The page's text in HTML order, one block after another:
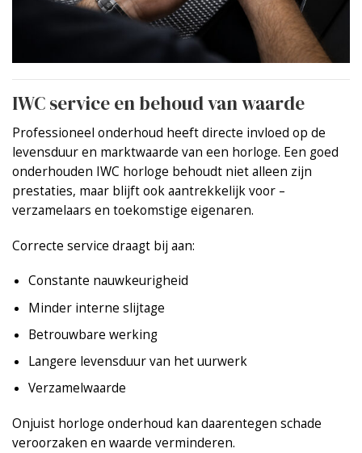
IWC service en behoud van waarde
Professioneel onderhoud heeft directe invloed op de
levensduur en marktwaarde van een horloge. Een goed
onderhouden IWC horloge behoudt niet alleen zijn
prestaties, maar blijft ook aantrekkelijk voor –
verzamelaars en toekomstige eigenaren.
Correcte service draagt bij aan:
Constante nauwkeurigheid
Minder interne slijtage
Betrouwbare werking
Langere levensduur van het uurwerk
Verzamelwaarde
Onjuist horloge onderhoud kan daarentegen schade
veroorzaken en waarde verminderen.